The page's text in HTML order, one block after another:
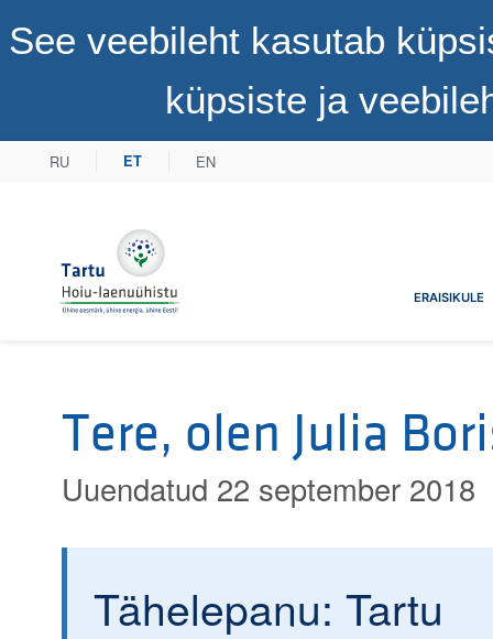
See veebileht kasutab
küpsiste ja
RU ET EN
Tartu Hoiu-laenuühistuERAISIKULE
Tere, olen Julia
Uuendatud 22 september 2018
Tähelepanu: Tartu